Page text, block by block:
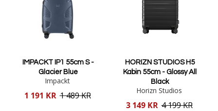
IMPACKT IP1 55cm S -
Glacier Blue
Impackt
Reducerat
1 191 KR 1 489 KR
HORIZN STUDIOS H5
Kabin 55cm - Glossy All
Black
Horizn Studios
Reducerat
3 149 KR 4 199 KR